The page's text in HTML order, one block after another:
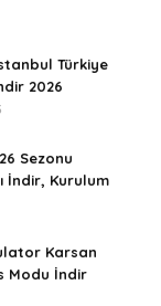
Türkiye
2026
Sezonu
İndir, Kurulum
Karsan
Modu İndir